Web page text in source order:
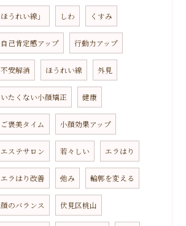
ほうれい線」 しわ くすみ
自己肯定感アップ 行動力アップ
不安解消 ほうれい線 外見
いたくない小顔矯正 健康
ご褒美タイム 小顔効果アップ
エステサロン 若々しい エラはり
エラはり改善 弛み 輪郭を変える
顔のバランス 伏見区桃山